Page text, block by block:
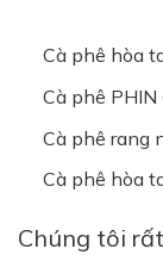
Cà phê hòa
Cà phê
Cà phê rang
Cà phê hòa
Chúng tôi